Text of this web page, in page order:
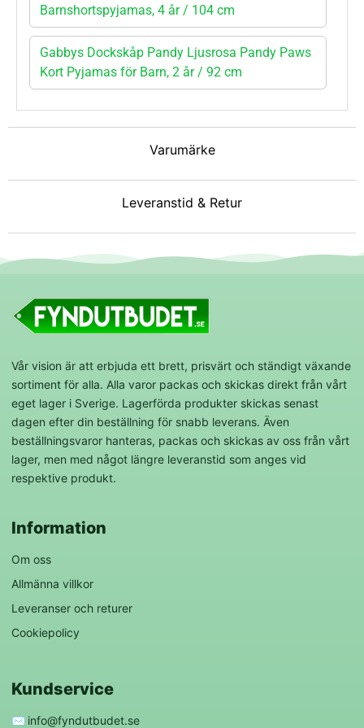
Varumärke
Leveranstid & Retur
Barnshortspyjamas, 4 år / 104 cm
Gabbys Dockskåp Pandy Ljusrosa Pandy Paws
Kort Pyjamas för Barn, 2 år / 92 cm
Vår vision är att erbjuda ett brett, prisvärt och ständigt växande
sortiment för alla. Alla varor packas och skickas direkt från vårt
eget lager i Sverige. Lagerförda produkter skickas senast
dagen efter din beställning för snabb leverans. Även
beställningsvaror hanteras, packas och skickas av oss från vårt
lager, men med något längre leveranstid som anges vid
respektive produkt.
Information
Om oss
Allmänna villkor
Leveranser och returer
Cookiepolicy
Kundservice
✉️ info@fyndutbudet.se